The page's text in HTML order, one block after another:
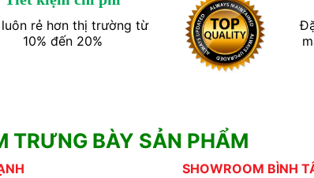
luôn rẻ hơn thị trường từ
10% đến 20%
TRƯNG BÀY SẢN PHẨM
SHOWROOM BÌNH